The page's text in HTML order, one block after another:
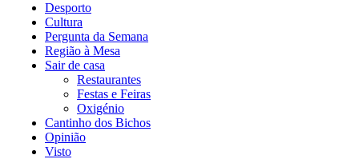
Desporto
Cultura
Pergunta da Semana
Região à Mesa
Sair de casa
Restaurantes
Festas e Feiras
Oxigénio
Cantinho dos Bichos
Opinião
Visto